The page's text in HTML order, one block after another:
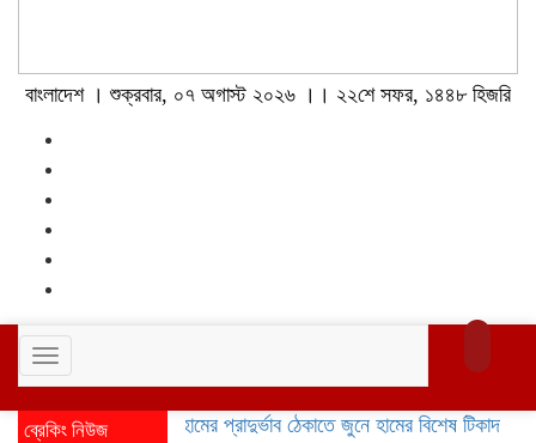
বাংলাদেশ । শুক্রবার, ০৭ অগাস্ট ২০২৬ ।। ২২শে সফর, ১৪৪৮ হিজরি
Toggle
navigation
ব্রেকিং নিউজ
হামের প্রাদুর্ভাব ঠেকাতে জুনে হামের বিশেষ টিকাদান; টিকা